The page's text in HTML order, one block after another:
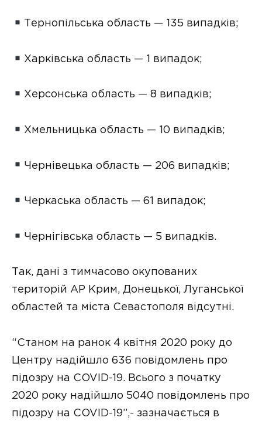
Тернопільська область — 135 випадків;
Харківська область — 1 випадок;
Херсонська область — 8 випадків;
Хмельницька область — 10 випадків;
Чернівецька область — 206 випадків;
Черкаська область — 61 випадок;
Чернігівська область — 5 випадків.
Так, дані з тимчасово окупованих
територій АР Крим, Донецької, Луганської
областей та міста Севастополя відсутні.
“Станом на ранок 4 квітня 2020 року до
Центру надійшло 636 повідомлень про
підозру на COVID-19. Всього з початку
2020 року надійшло 5040 повідомлень про
підозру на COVID-19”,- зазначається в